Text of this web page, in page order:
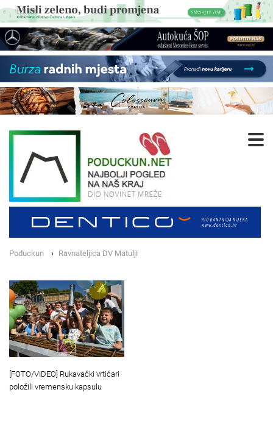
Poduckun Ravnateljica DV Matulji
[FOTO/VIDEO] Rukavački vrtićari
položili vremensku kapsulu